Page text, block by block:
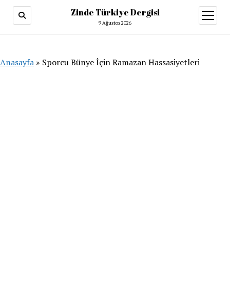
Zinde Türkiye Dergisi
9 Ağustos 2026
aç
Anasayfa » Sporcu Bünye İçin Ramazan Hassasiyetleri